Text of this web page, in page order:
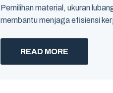
Pemilihan material, ukuran
membantu menjaga efisiensi
READ MORE